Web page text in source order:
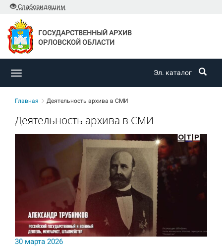
Слабовидящим
ГОСУДАРСТВЕННЫЙ АРХИВ
ОРЛОВСКОЙ ОБЛАСТИ
Toggle
Эл. каталог
Главная Деятельность архива в СМИ
Деятельность архива в СМИ
30 марта 2026